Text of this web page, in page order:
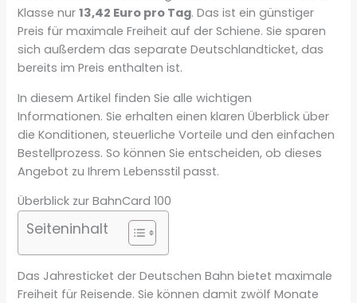
Klasse nur13,42 Euro pro Tag. Das ist ein günstiger
Preis für maximale Freiheit auf der Schiene. Sie sparen
sich außerdem das separate Deutschlandticket, das
bereits im Preis enthalten ist.
In diesem Artikel finden Sie alle wichtigen
Informationen. Sie erhalten einen klaren Überblick über
die Konditionen, steuerliche Vorteile und den einfachen
Bestellprozess. So können Sie entscheiden, ob dieses
Angebot zu Ihrem Lebensstil passt.
Überblick zur BahnCard 100
Seiteninhalt
Das Jahresticket der Deutschen Bahn bietet maximale
Freiheit für Reisende. Sie können damit zwölf Monate